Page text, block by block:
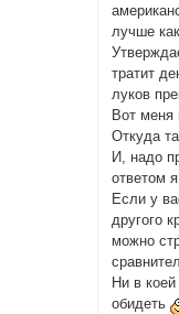
лучше
тратит
луков
Вот меня
Откуда
И, надо
ответом
Если у
другого
можно
Ни в
обидеть